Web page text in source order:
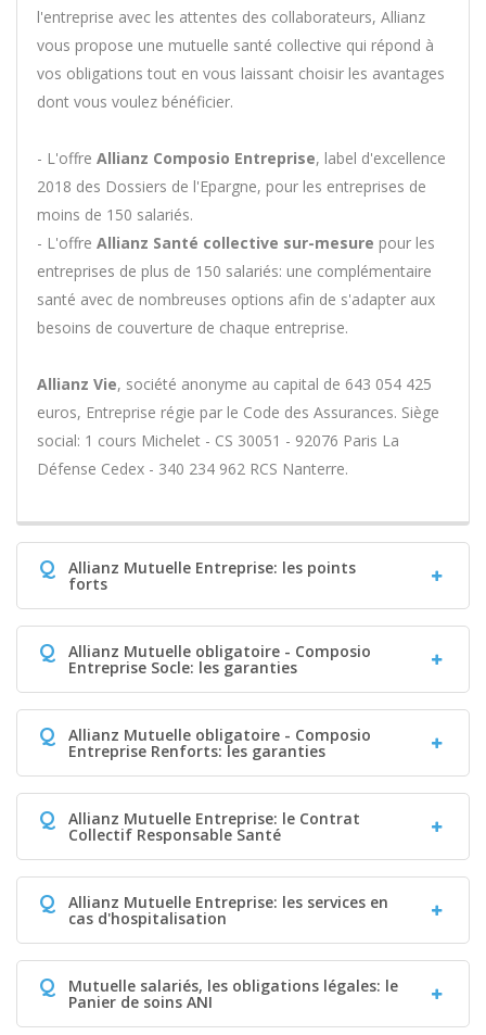
l'entreprise avec les attentes des collaborateurs, Allianz
vous propose une mutuelle santé collective qui répond à
vos obligations tout en vous laissant choisir les avantages
dont vous voulez bénéficier.
- L'offre Allianz Composio Entreprise, label d'excellence
2018 des Dossiers de l'Epargne, pour les entreprises de
moins de 150 salariés.
- L'offre Allianz Santé collective sur-mesure pour les
entreprises de plus de 150 salariés: une complémentaire
santé avec de nombreuses options afin de s'adapter aux
besoins de couverture de chaque entreprise.
Allianz Vie, société anonyme au capital de 643 054 425
euros, Entreprise régie par le Code des Assurances. Siège
social: 1 cours Michelet - CS 30051 - 92076 Paris La
Défense Cedex - 340 234 962 RCS Nanterre.
Q Allianz Mutuelle Entreprise: les points
forts
Q Allianz Mutuelle obligatoire - Composio
Entreprise Socle: les garanties
Q Allianz Mutuelle obligatoire - Composio
Entreprise Renforts: les garanties
Q Allianz Mutuelle Entreprise: le Contrat
Collectif Responsable Santé
Q Allianz Mutuelle Entreprise: les services en
cas d'hospitalisation
Q Mutuelle salariés, les obligations légales: le
Panier de soins ANI